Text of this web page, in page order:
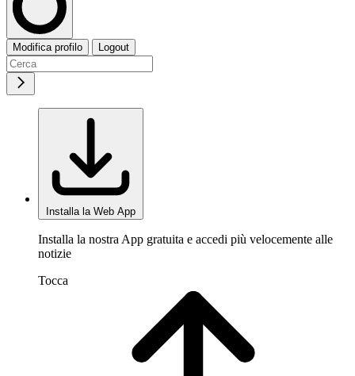
Modifica profilo Logout
Installa la Web App
Installa la nostra App gratuita e accedi più velocemente alle
notizie
Tocca